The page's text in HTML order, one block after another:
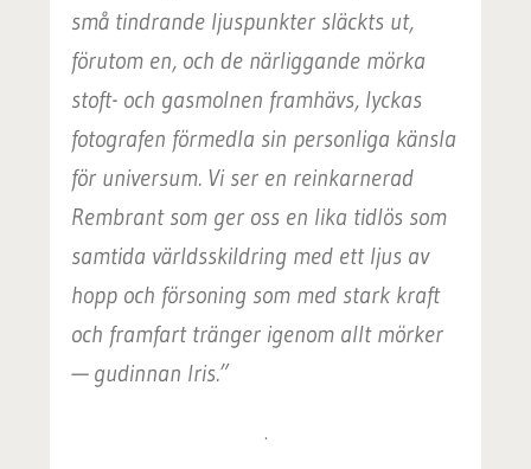
små tindrande ljuspunkter släckts ut,
förutom en, och de närliggande mörka
stoft- och gasmolnen framhävs, lyckas
fotografen förmedla sin personliga känsla
för universum. Vi ser en reinkarnerad
Rembrant som ger oss en lika tidlös som
samtida världsskildring med ett ljus av
hopp och försoning som med stark kraft
och framfart tränger igenom allt mörker
— gudinnan Iris.”
.